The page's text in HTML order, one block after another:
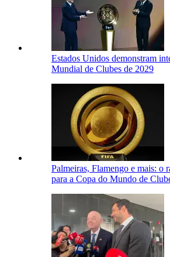
Estados Unidos demonstram
Mundial de Clubes de 2029
Palmeiras, Flamengo e mais: o
para a Copa do Mundo de